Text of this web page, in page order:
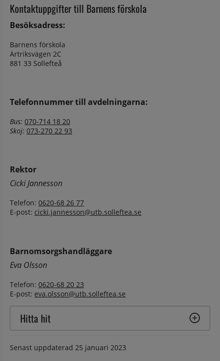
Kontaktuppgifter till Barnens förskola
Besöksadress:
Barnens förskola
Ärtriksvägen 2C
881 33 Sollefteå
Telefonnummer till avdelningarna:
Bus: 070-714 18 20
Skoj: 073-270 22 93
Rektor
Cicki Jannesson
Telefon: 0620-68 26 77
E-post: cicki.jannesson@utb.solleftea.se
Barnomsorgshandläggare
Eva Olsson
Telefon: 0620-68 20 23
E-post: eva.olsson@utb.solleftea.se
Hitta hit
Senast uppdaterad 25 januari 2023